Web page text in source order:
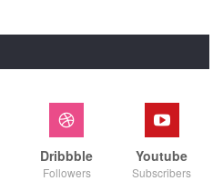
Dribbble
Followers
Youtube
Subscribers